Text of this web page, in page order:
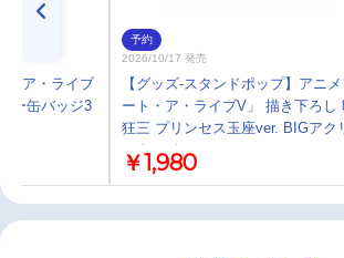
・ア・ライブ
ー缶バッジ3
予約
2026/10/17 発売
【グッズ-スタンドポップ】アニ
ート・ア・ライブV」 描き下ろし
狂三 プリンセス玉座ver. BIGアク
スタンド
￥1,980